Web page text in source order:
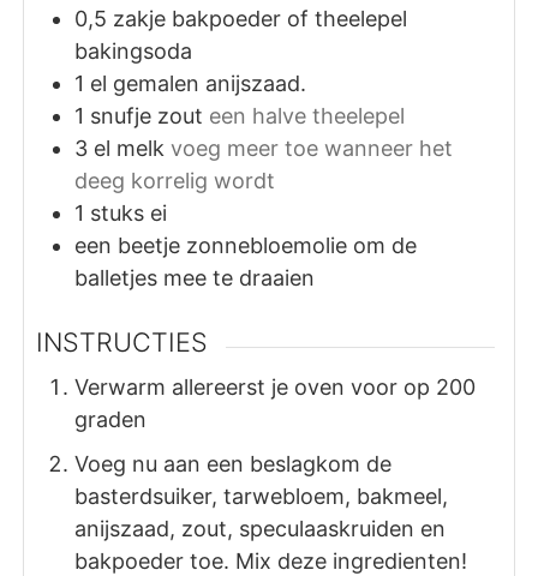
0,5 zakje bakpoeder of theelepel
bakingsoda
1 el gemalen anijszaad.
1 snufje zout een halve theelepel
3 el melk voeg meer toe wanneer het
deeg korrelig wordt
1 stuks ei
een beetje zonnebloemolie om de
balletjes mee te draaien
INSTRUCTIES
Verwarm allereerst je oven voor op 200
graden
Voeg nu aan een beslagkom de
basterdsuiker, tarwebloem, bakmeel,
anijszaad, zout, speculaaskruiden en
bakpoeder toe. Mix deze ingredienten!